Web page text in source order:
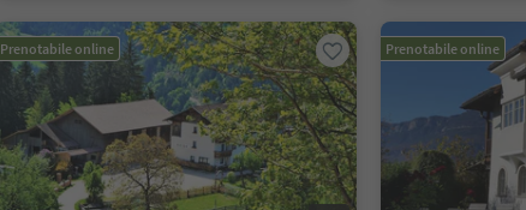
Prenotabile online Prenotabile online